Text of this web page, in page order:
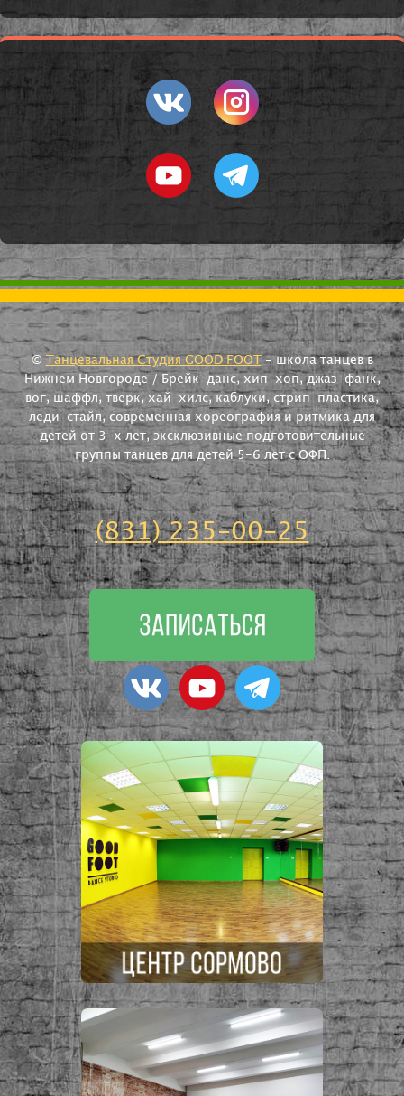
©Танцевальная Студия GOOD FOOT- школа танцев в
Нижнем Новгороде / Брейк-данс, хип-хоп, джаз-фанк,
вог, шаффл, тверк, хай-хилс, каблуки, стрип-пластика,
леди-стайл, современная хореография и ритмика для
детей от 3-х лет, эксклюзивные подготовительные
группы танцев для детей 5-6 лет с ОФП.
(831) 235-00-25